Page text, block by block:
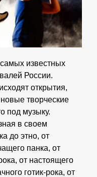
известных
России.
открытия,
творческие
под музыку.
в своем
до этно, от
панка, от
от настоящего
готик-рока, от